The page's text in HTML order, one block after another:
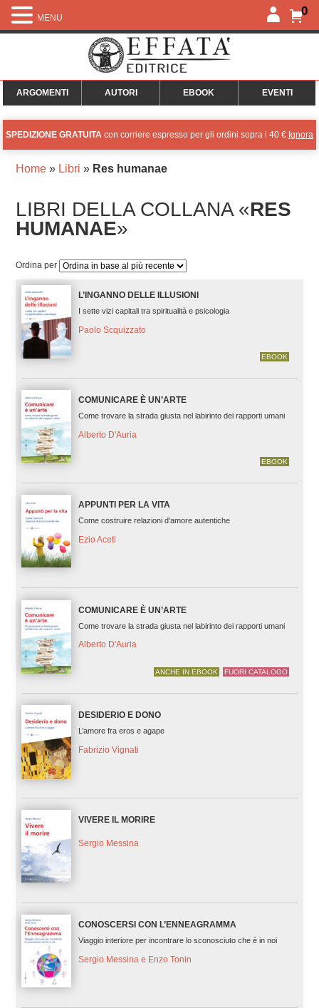
0
ARGOMENTI AUTORI EBOOK EVENTI
SPEDIZIONE GRATUITA con corriere espresso per gli ordini sopra i 40 € Ignora
Home» Libri » Res humanae
LIBRI DELLA COLLANA «RES
HUMANAE»
Ordina per
L’INGANNO DELLE ILLUSIONI
I sette vizi capitali tra spiritualità e psicologia
Paolo Scquizzato
EBOOK
COMUNICARE È UN’ARTE
Come trovare la strada giusta nel labirinto dei rapporti umani
Alberto D'Auria
EBOOK
APPUNTI PER LA VITA
Come costruire relazioni d'amore autentiche
Ezio Aceti
COMUNICARE È UN’ARTE
Come trovare la strada giusta nel labirinto dei rapporti umani
Alberto D'Auria
ANCHE IN EBOOK FUORI CATALOGO
DESIDERIO E DONO
L’amore fra eros e agape
Fabrizio Vignati
VIVERE IL MORIRE
Sergio Messina
CONOSCERSI CON L’ENNEAGRAMMA
Viaggio interiore per incontrare lo sconosciuto che è in noi
Sergio Messina e Enzo Tonin
MENU